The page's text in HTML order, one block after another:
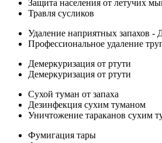
Защита населения от летучих
Травля сусликов
Удаление наприятных запахов -
Профессиональное удаление
Демеркуризация от ртути
Демеркуризация от ртути
Сухой туман от запаха
Дезинфекция сухим туманом
Уничтожение тараканов сухим
Фумигация тары